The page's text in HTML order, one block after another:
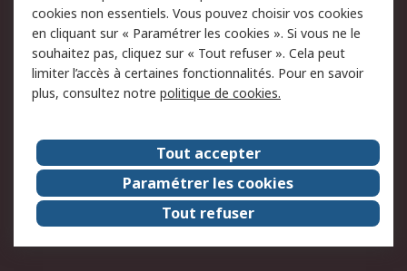
Politique de cookies
Sécurité des e-mails
Politique de protection
des données - Mise à
jour
Conditions générales
de vente
A propos de RS
Le groupe RS Group
A propos de RS
RS dans le monde
Travaillez chez RS
ESG
cookies non essentiels. Vous pouvez choisir vos cookies
en cliquant sur « Paramétrer les cookies ». Si vous ne le
souhaitez pas, cliquez sur « Tout refuser ». Cela peut
limiter l’accès à certaines fonctionnalités. Pour en savoir
plus, consultez notre politique de cookies.
Tout accepter
Paramétrer les cookies
Tout refuser